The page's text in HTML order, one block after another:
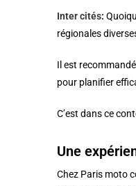
Inter cités:
régionales
Il est
pour planifier
C’est dans ce
Une
Chez Paris moto